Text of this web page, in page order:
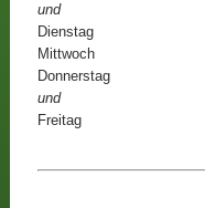
und
Dienstag
Mittwoch
Donnerstag
und
Freitag